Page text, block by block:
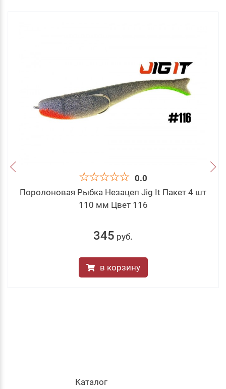
0.0
Поролоновая Рыбка Незацеп Jig It Пакет 4 шт
110 мм Цвет 116
345 руб.
в корзину
Каталог